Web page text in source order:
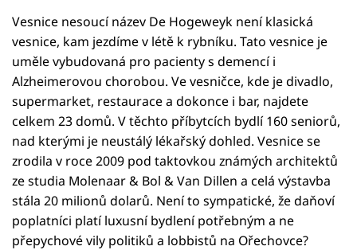
Vesnice nesoucí název De Hogeweyk není klasická
vesnice, kam jezdíme v létě k rybníku. Tato vesnice je
uměle vybudovaná pro pacienty s demencí i
Alzheimerovou chorobou. Ve vesničce, kde je divadlo,
supermarket, restaurace a dokonce i bar, najdete
celkem 23 domů. V těchto příbytcích bydlí 160 seniorů,
nad kterými je neustálý lékařský dohled. Vesnice se
zrodila v roce 2009 pod taktovkou známých architektů
ze studia Molenaar & Bol & Van Dillen a celá výstavba
stála 20 milionů dolarů. Není to sympatické, že daňoví
poplatníci platí luxusní bydlení potřebným a ne
přepychové vily politiků a lobbistů na Ořechovce?